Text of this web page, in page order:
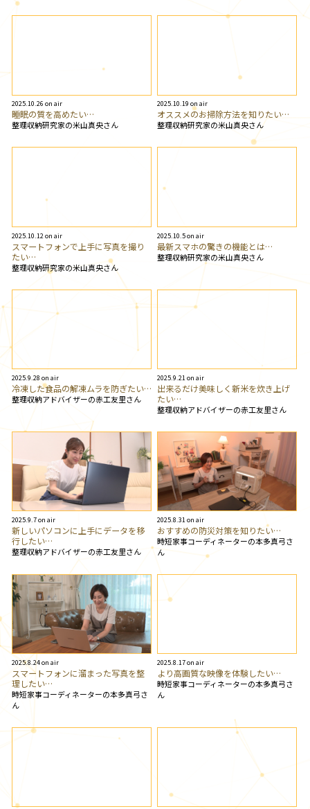
2025.10.26 on air
睡眠の質を高めたい…
整理収納研究家の米山真央さん
2025.10.19 on air
オススメのお掃除方法を知りたい…
整理収納研究家の米山真央さん
2025.10.12 on air
スマートフォンで上手に写真を撮り
たい…
整理収納研究家の米山真央さん
2025.10.5 on air
最新スマホの驚きの機能とは…
整理収納研究家の米山真央さん
2025.9.28 on air
冷凍した食品の解凍ムラを防ぎたい…
整理収納アドバイザーの赤工友里さん
2025.9.21 on air
出来るだけ美味しく新米を炊き上げ
たい…
整理収納アドバイザーの赤工友里さん
2025.9.7 on air
新しいパソコンに上手にデータを移
行したい…
整理収納アドバイザーの赤工友里さん
2025.8.31 on air
おすすめの防災対策を知りたい…
時短家事コーディネーターの本多真弓さ
ん
2025.8.24 on air
スマートフォンに溜まった写真を整
理したい…
時短家事コーディネーターの本多真弓さ
ん
2025.8.17 on air
より高画質な映像を体験したい…
時短家事コーディネーターの本多真弓さ
ん